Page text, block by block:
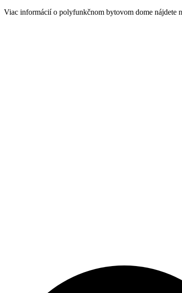
Viac informácií o polyfunkčnom bytovom dome nájdete